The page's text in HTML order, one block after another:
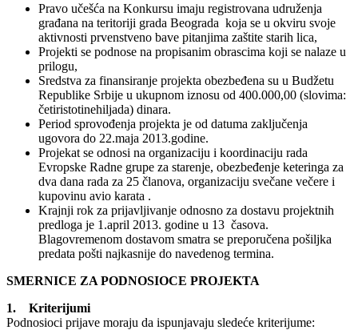
Pravo učešća na Konkursu imaju registrovana udruženja
građana na teritoriji grada Beograda koja se u okviru svoje
aktivnosti prvenstveno bave pitanjima zaštite starih lica,
Projekti se podnose na propisanim obrascima koji se nalaze u
prilogu,
Sredstva za finansiranje projekta obezbeđena su u Budžetu
Republike Srbije u ukupnom iznosu od 400.000,00 (slovima:
četiristotinehiljada) dinara.
Period sprovođenja projekta je od datuma zaključenja
ugovora do 22.maja 2013.godine.
Projekat se odnosi na organizaciju i koordinaciju rada
Evropske Radne grupe za starenje, obezbeđenje keteringa za
dva dana rada za 25 članova, organizaciju svečane večere i
kupovinu avio karata .
Krajnji rok za prijavljivanje odnosno za dostavu projektnih
predloga je 1.april 2013. godine u 13 časova.
Blagovremenom dostavom smatra se preporučena pošiljka
predata pošti najkasnije do navedenog termina.
SMERNICE ZA PODNOSIOCE PROJEKTA
1. Kriterijumi
Podnosioci prijave moraju da ispunjavaju sledeće kriterijume: